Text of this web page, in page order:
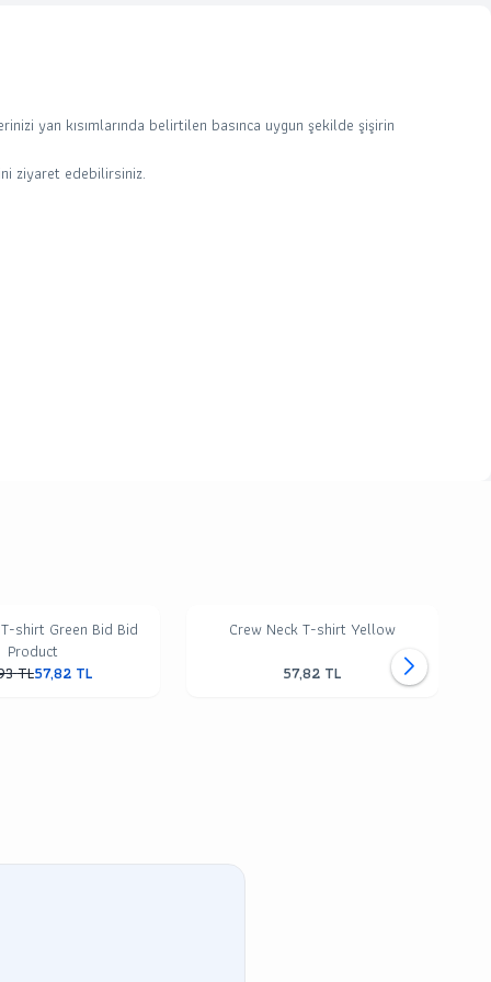
yan kısımlarında belirtilen basınca uygun şekilde şişirin
ziyaret edebilirsiniz.
shirt Green Bid Bid
Product
TL57,82 TL
Crew Neck T-shirt Yellow
57,82 TL